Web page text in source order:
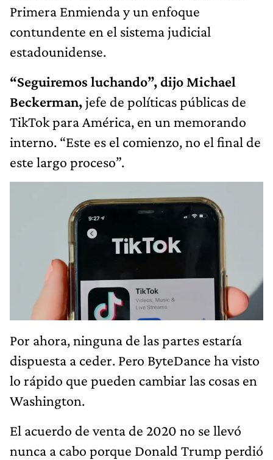
Primera Enmienda y un enfoque
contundente en el sistema judicial
estadounidense.
“Seguiremos luchando”, dijo Michael
Beckerman,jefe de políticas públicas de
TikTok para América, en un memorando
interno. “Este es el comienzo, no el final de
este largo proceso”.
Por ahora, ninguna de las partes estaría
dispuesta a ceder. Pero ByteDance ha visto
lo rápido que pueden cambiar las cosas en
Washington.
El acuerdo de venta de 2020 no se llevó
nunca a cabo porque Donald Trump perdió